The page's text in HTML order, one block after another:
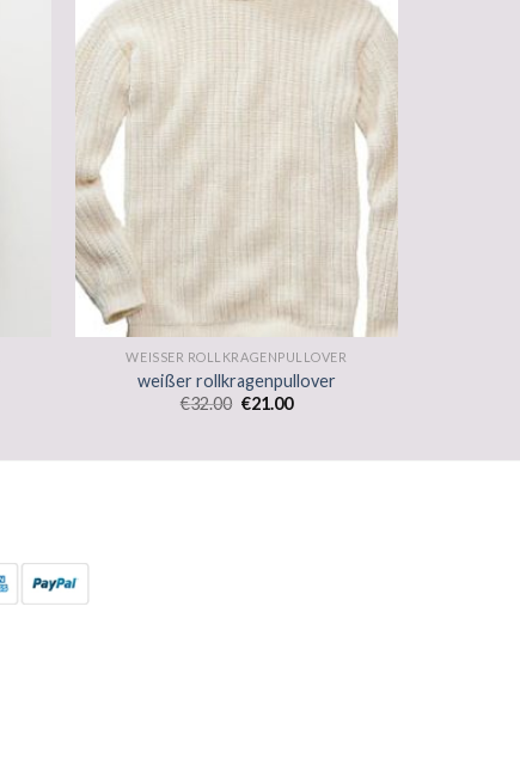
WEISSER ROLLKRAGENPULLOVER
weißer rollkragenpullover
€32.00 €21.00